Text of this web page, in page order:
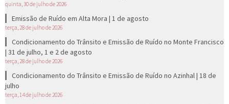
quinta, 30 de julho de 2026
Emissão de Ruído em Alta Mora | 1 de agosto
terça, 28 de julho de 2026
Condicionamento do Trânsito e Emissão de Ruído no Monte Francisco
| 31 de julho, 1 e 2 de agosto
terça, 28 de julho de 2026
Condicionamento do Trânsito e Emissão de Ruído no Azinhal | 18 de
julho
terça, 14 de julho de 2026